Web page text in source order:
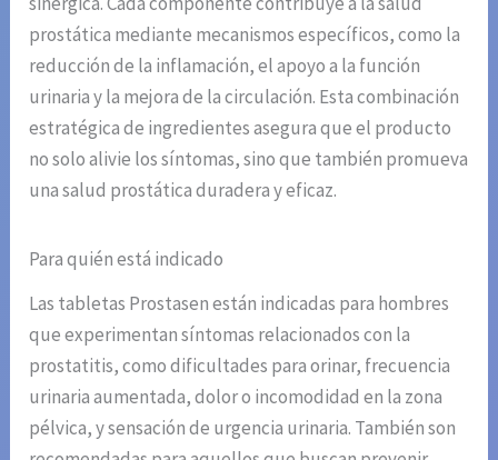
prostática mediante mecanismos específicos, como la
reducción de la inflamación, el apoyo a la función
urinaria y la mejora de la circulación. Esta combinación
estratégica de ingredientes asegura que el producto
no solo alivie los síntomas, sino que también promueva
una salud prostática duradera y eficaz.
Para quién está indicado
Las tabletas Prostasen están indicadas para hombres
que experimentan síntomas relacionados con la
prostatitis, como dificultades para orinar, frecuencia
urinaria aumentada, dolor o incomodidad en la zona
pélvica, y sensación de urgencia urinaria. También son